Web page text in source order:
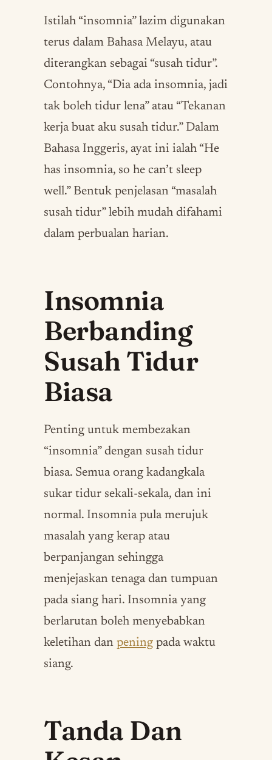
Istilah “insomnia” lazim digunakan
terus dalam Bahasa Melayu, atau
diterangkan sebagai “susah tidur”.
Contohnya, “Dia ada insomnia, jadi
tak boleh tidur lena” atau “Tekanan
kerja buat aku susah tidur.” Dalam
Bahasa Inggeris, ayat ini ialah “He
has insomnia, so he can’t sleep
well.” Bentuk penjelasan “masalah
susah tidur” lebih mudah difahami
dalam perbualan harian.
Insomnia
Berbanding
Susah Tidur
Biasa
Penting untuk membezakan
“insomnia” dengan susah tidur
biasa. Semua orang kadangkala
sukar tidur sekali-sekala, dan ini
normal. Insomnia pula merujuk
masalah yang kerap atau
berpanjangan sehingga
menjejaskan tenaga dan tumpuan
pada siang hari. Insomnia yang
berlarutan boleh menyebabkan
keletihan dan pening pada waktu
siang.
Tanda Dan